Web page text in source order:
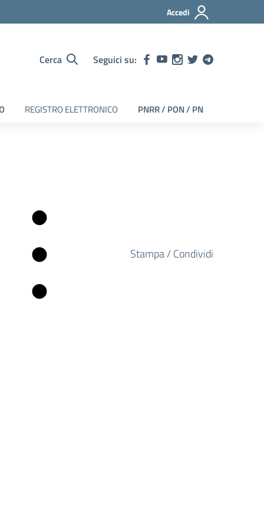
Accedi
Cerca Seguici su:
REGISTRO ELETTRONICO PNRR / PON / PN
Stampa / Condividi